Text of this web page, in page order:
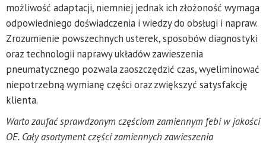
możliwość adaptacji, niemniej jednak ich złożoność wymaga
odpowiedniego doświadczenia i wiedzy do obsługi i napraw.
Zrozumienie powszechnych usterek, sposobów diagnostyki
oraz technologii naprawy układów zawieszenia
pneumatycznego pozwala zaoszczędzić czas, wyeliminować
niepotrzebną wymianę części oraz zwiększyć satysfakcję
klienta.
Warto zaufać sprawdzonym częściom zamiennym febi w jakości
OE. Cały asortyment części zamiennych zawieszenia